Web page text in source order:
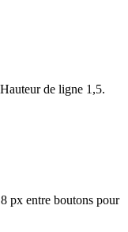
de ligne 1,5.
px entre boutons pour